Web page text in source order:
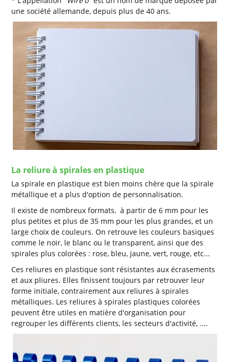
une société allemande, depuis plus de 40 ans.
La reliure à spirales en plastique
La spirale en plastique est bien moins chère que la spirale
métallique et a plus d'option de personnalisation.
Il existe de nombreux formats, à partir de 6 mm pour les
plus petites et plus de 35 mm pour les plus grandes, et un
large choix de couleurs. On retrouve les couleurs basiques
comme le noir, le blanc ou le transparent, ainsi que des
spirales plus colorées : rose, bleu, jaune, vert, rouge, etc...
Ces reliures en plastique sont résistantes aux écrasements
et aux pliures. Elles finissent toujours par retrouver leur
forme initiale, contrairement aux reliures à spirales
métalliques. Les reliures à spirales plastiques colorées
peuvent être utiles en matière d'organisation pour
regrouper les différents clients, les secteurs d'activité, ....